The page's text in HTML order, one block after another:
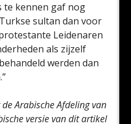
te kennen gaf nog
sultan dan voor
Leidenaren
als zijzelf
werden dan
Arabische Afdeling van
versie van dit artikel